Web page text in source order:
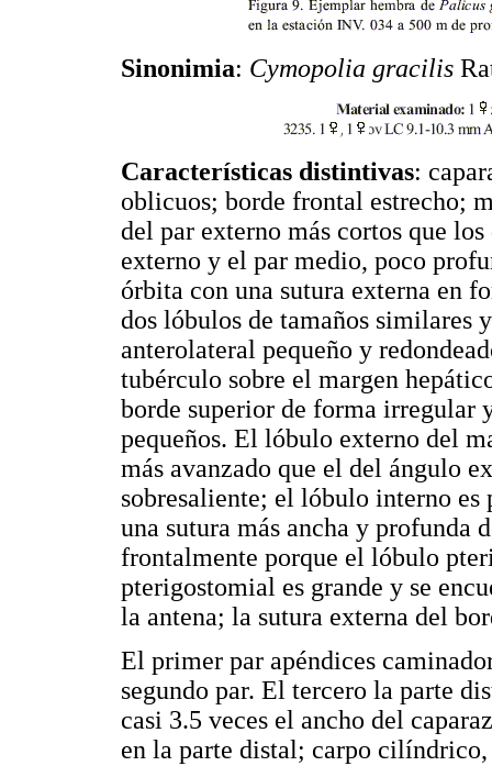
Sinonimia: Cymopolia gracilis
Características distintivas:
oblicuos; borde frontal estrecho;
del par externo más cortos que
externo y el par medio, poco
órbita con una sutura externa en
dos lóbulos de tamaños similares
anterolateral pequeño y
tubérculo sobre el margen
borde superior de forma irregular
pequeños. El lóbulo externo del
más avanzado que el del ángulo
sobresaliente; el lóbulo interno es
una sutura más ancha y profunda
frontalmente porque el lóbulo
pterigostomial es grande y se
la antena; la sutura externa del
El primer par apéndices
segundo par. El tercero la parte
casi 3.5 veces el ancho del
en la parte distal; carpo